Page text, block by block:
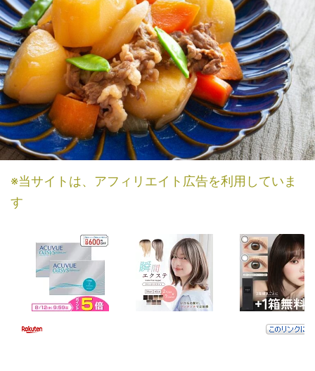
※当サイトは、アフィリエイト広告を利用していま
す